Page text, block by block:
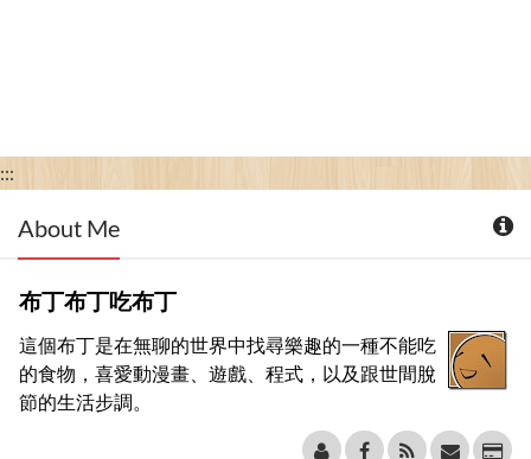
:::
About Me
布丁布丁吃布丁
這個布丁是在無聊的世界中找尋樂趣的一種不能吃
的食物，喜愛動漫畫、遊戲、程式，以及跟世間脫
節的生活步調。